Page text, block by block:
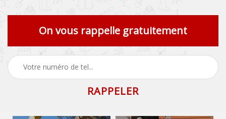
On vous rappelle gratuitement